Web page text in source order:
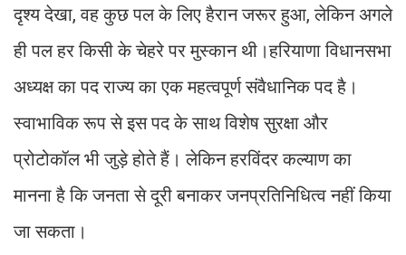
दृश्य देखा, वह कुछ पल के लिए हैरान जरूर हुआ, लेकिन अगले
ही पल हर किसी के चेहरे पर मुस्कान थी।हरियाणा विधानसभा
अध्यक्ष का पद राज्य का एक महत्वपूर्ण संवैधानिक पद है।
स्वाभाविक रूप से इस पद के साथ विशेष सुरक्षा और
प्रोटोकॉल भी जुड़े होते हैं। लेकिन हरविंदर कल्याण का
मानना है कि जनता से दूरी बनाकर जनप्रतिनिधित्व नहीं किया
जा सकता।